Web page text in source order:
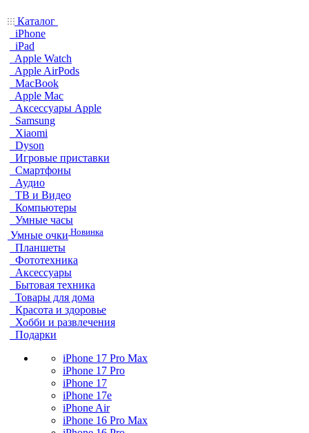
Каталог
iPhone
iPad
Apple Watch
Apple AirPods
MacBook
Apple Mac
Аксессуары Apple
Samsung
Xiaomi
Dyson
Игровые приставки
Смартфоны
Аудио
ТВ и Видео
Компьютеры
Умные часы
Умные очки Новинка
Планшеты
Фототехника
Аксессуары
Бытовая техника
Товары для дома
Красота и здоровье
Хобби и развлечения
Подарки
iPhone 17 Pro Max
iPhone 17 Pro
iPhone 17
iPhone 17e
iPhone Air
iPhone 16 Pro Max